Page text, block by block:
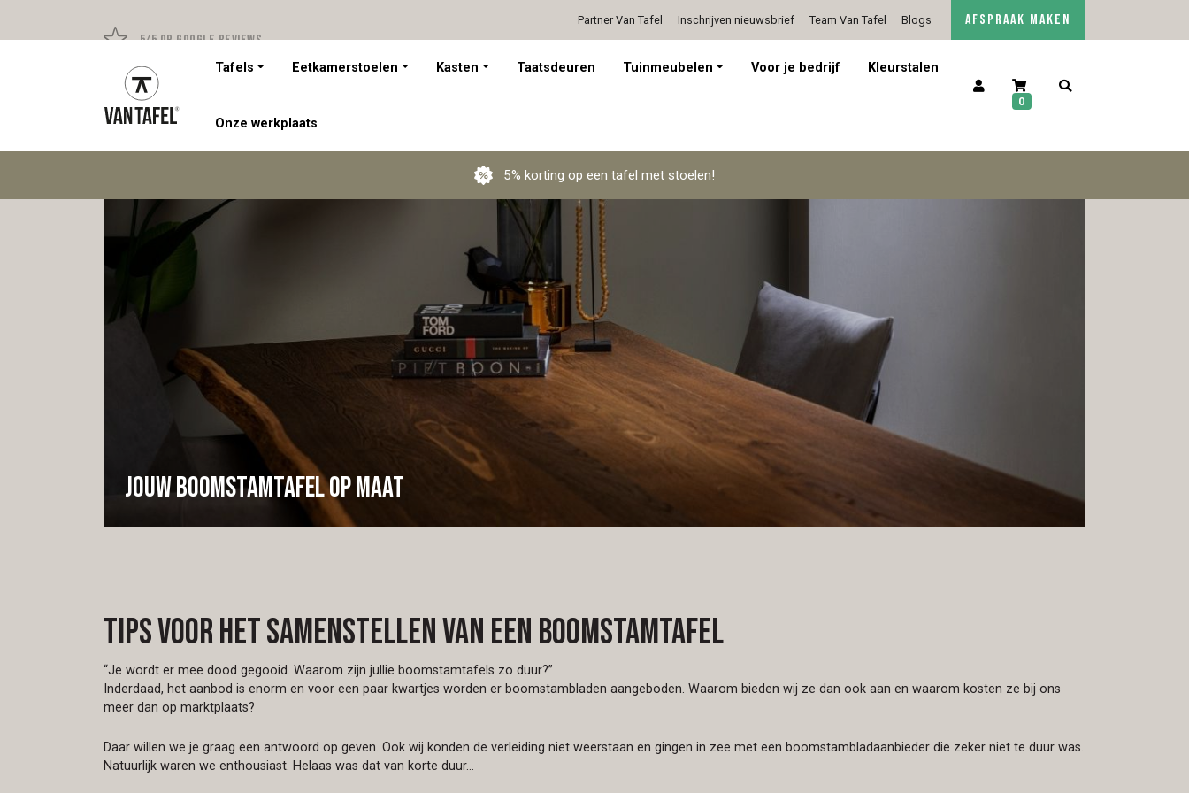
5/5 op Google Reviews Persoonlijk advies op afspraak 5/5 op Google Reviews
Partner Van Tafel Inschrijven nieuwsbrief Team Van Tafel Blogs
Contact
AFSPRAAK MAKEN
Tafels Eetkamerstoelen Kasten Taatsdeuren Tuinmeubelen Voor je bedrijf Kleurstalen
Onze werkplaats
0
5% korting op een tafel met stoelen!
Jouw boomstamtafel op maat
Tips voor het samenstellen van een boomstamtafel
“Je wordt er mee dood gegooid. Waarom zijn jullie boomstamtafels zo duur?”
Inderdaad, het aanbod is enorm en voor een paar kwartjes worden er boomstambladen aangeboden. Waarom bieden wij ze dan ook aan en waarom kosten ze bij ons
meer dan op marktplaats?
Daar willen we je graag een antwoord op geven. Ook wij konden de verleiding niet weerstaan en gingen in zee met een boomstambladaanbieder die zeker niet te duur was.
Natuurlijk waren we enthousiast. Helaas was dat van korte duur…